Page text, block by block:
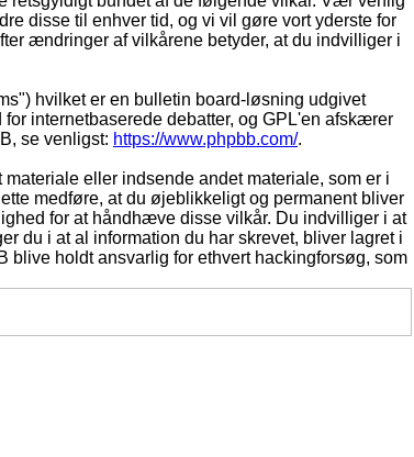
disse til enhver tid, og vi vil gøre vort yderste for
ændringer af vilkårene betyder, at du indvilliger i
hvilket er en bulletin board-løsning udgivet
internetbaserede debatter, og GPL'en afskærer
se venligst: https://www.phpbb.com/.
eller indsende andet materiale, som er i
medføre, at du øjeblikkeligt og permanent bliver
for at håndhæve disse vilkår. Du indvilliger i at
du i at al information du har skrevet, bliver lagret i
blive holdt ansvarlig for ethvert hackingforsøg, som